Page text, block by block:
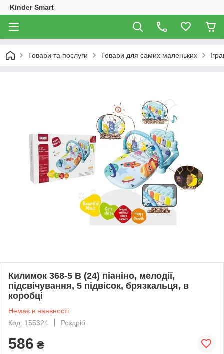
Kinder Smart
Товари та послуги Товари для самих маленьких
Килимок 368-5 B (24) піаніно, мелодії,
підсвічування, 5 підвісок, брязкальця, в
коробці
Немає в наявності
Код: 155324
Роздріб
586 ₴